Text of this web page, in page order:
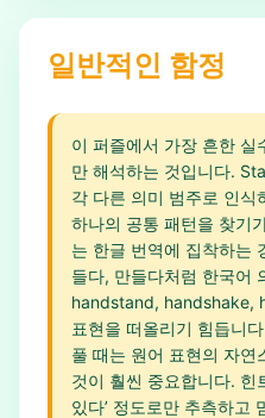
일반적인 함정
이 퍼즐에서 가장 흔한 실
만 해석하는 것입니다.
각 다른 의미 범주로 인
하나의 공통 패턴을 찾기
는 한글 번역에 집착하는
들다, 만들다처럼 한국어
handstand, handshake,
표현을 떠올리기 힘듭니
풀 때는 원어 표현의 자연
것이 훨씬 중요합니다. 힌
있다’ 정도로만 추측하고